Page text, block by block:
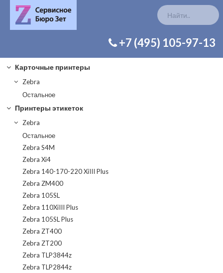
+7 (495) 105-97-13
Карточные принтеры
Zebra
Остальное
Принтеры этикеток
Zebra
Остальное
Zebra S4M
Zebra Xi4
Zebra 140-170-220 XiIII Plus
Zebra ZM400
Zebra 105SL
Zebra 110XiIII Plus
Zebra 105SL Plus
Zebra ZT400
Zebra ZT200
Zebra TLP3844z
Zebra TLP2844z